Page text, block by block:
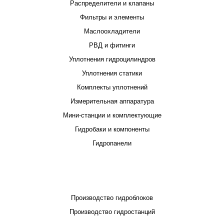
Распределители и клапаны
Фильтры и элементы
Маслоохладители
РВД и фитинги
Уплотнения гидроцилиндров
Уплотнения статики
Комплекты уплотнений
Измерительная аппаратура
Мини-станции и комплектующие
Гидробаки и компоненты
Гидропанели
Производство гидроблоков
Производство гидростанций